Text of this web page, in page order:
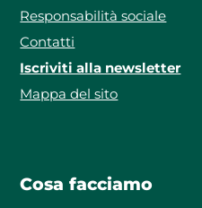
Responsabilità sociale
Contatti
Iscriviti alla newsletter
Mappa del sito
Cosa facciamo